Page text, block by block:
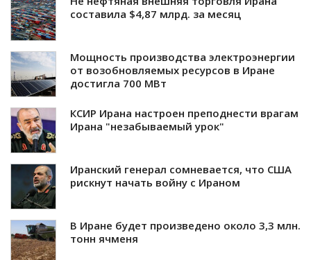
составила $4,87 млрд. за месяц
Мощность производства электроэнергии
от возобновляемых ресурсов в Иране
достигла 700 МВт
КСИР Ирана настроен преподнести врагам
Ирана "незабываемый урок"
Иранский генерал сомневается, что США
рискнут начать войну с Ираном
В Иране будет произведено около 3,3 млн.
тонн ячменя